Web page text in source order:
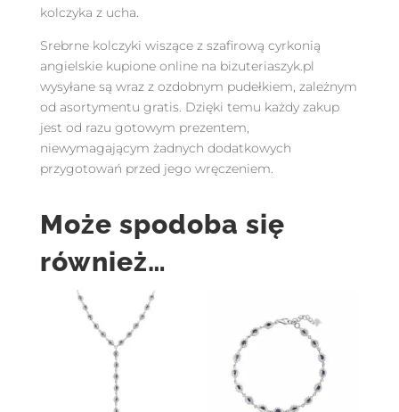
kolczyka z ucha.
Srebrne kolczyki wiszące z szafirową cyrkonią
angielskie kupione online na bizuteriaszyk.pl
wysyłane są wraz z ozdobnym pudełkiem, zależnym
od asortymentu gratis. Dzięki temu każdy zakup
jest od razu gotowym prezentem,
niewymagającym żadnych dodatkowych
przygotowań przed jego wręczeniem.
Może spodoba się
również…